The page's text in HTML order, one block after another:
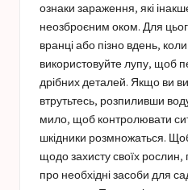
ознаки зараження, які
неозброєним оком. Для
вранці або пізно вдень,
використовуйте лупу, щоб
дрібних деталей. Якщо ви
втрутьтесь, розпиливши
мило, щоб контролювати
шкідники розмножаться.
щодо захисту своїх
про необхідні засоби для